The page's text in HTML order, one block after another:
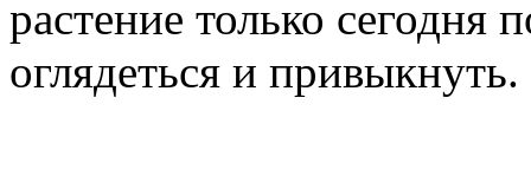
растение только
оглядеться и привыкнуть.